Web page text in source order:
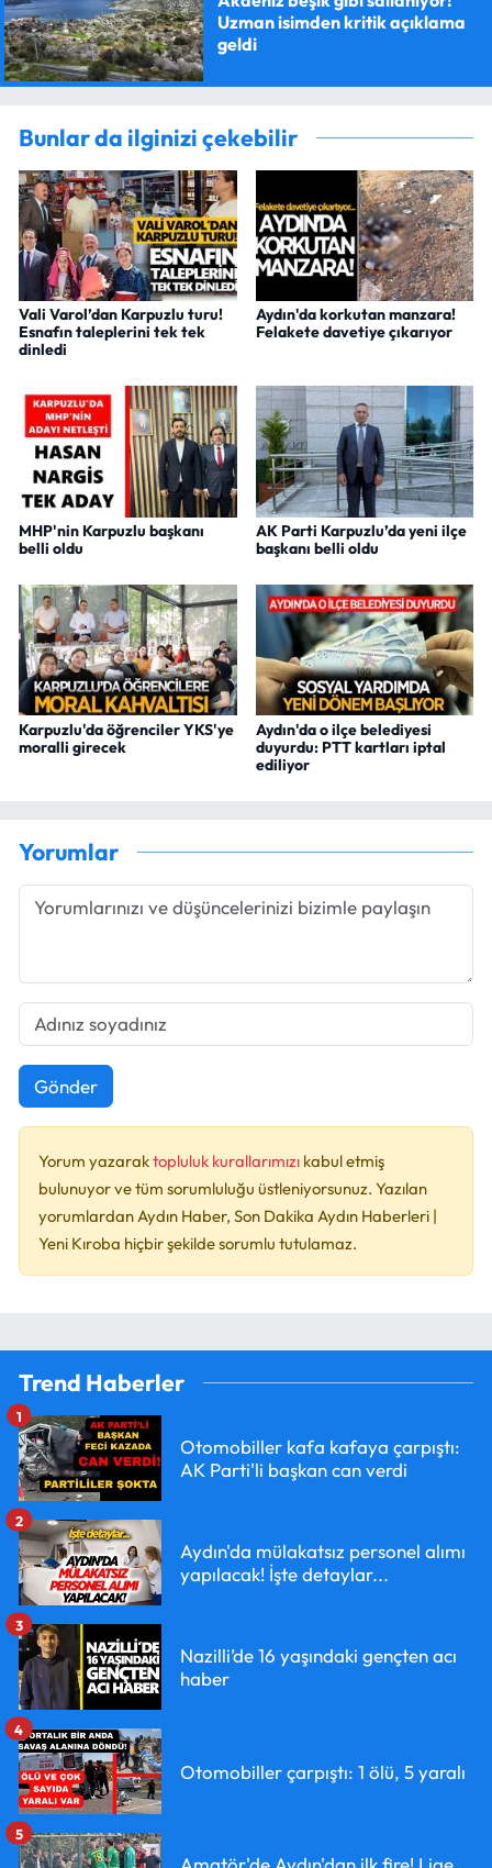
Uzman isimden kritik açıklama
geldi
Bunlar da ilginizi çekebilir
Vali Varol’dan Karpuzlu turu!
Esnafın taleplerini tek tek
dinledi
Aydın'da korkutan manzara!
Felakete davetiye çıkarıyor
MHP'nin Karpuzlu başkanı
belli oldu
AK Parti Karpuzlu’da yeni ilçe
başkanı belli oldu
Karpuzlu'da öğrenciler YKS'ye
moralli girecek
Aydın'da o ilçe belediyesi
duyurdu: PTT kartları iptal
ediliyor
Yorumlar
Gönder
Yorum yazaraktopluluk kurallarımızı kabul etmiş
bulunuyor ve tüm sorumluluğu üstleniyorsunuz. Yazılan
yorumlardan Aydın Haber, Son Dakika Aydın Haberleri |
Yeni Kıroba hiçbir şekilde sorumlu tutulamaz.
Trend Haberler
Otomobiller kafa kafaya çarpıştı:
AK Parti'li başkan can verdi
1
Aydın'da mülakatsız personel alımı
yapılacak! İşte detaylar...
2
Nazilli’de 16 yaşındaki gençten acı
haber
3
Otomobiller çarpıştı: 1 ölü, 5 yaralı
4
5